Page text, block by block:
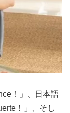
！」、日本語
！」、そし